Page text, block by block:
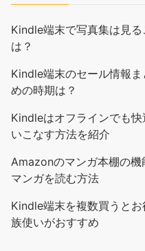
Kindle端末で写真集は見
は？
Kindle端末のセール情報
めの時期は？
Kindleはオフラインでも
いこなす方法を紹介
Amazonのマンガ本棚の
マンガを読む方法
Kindle端末を複数買うと
族使いがおすすめ